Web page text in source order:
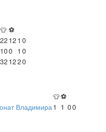
👕 ⚽
22 12 1 0
100 1 0
32 1220
👕⚽
Владимира 1 1 00